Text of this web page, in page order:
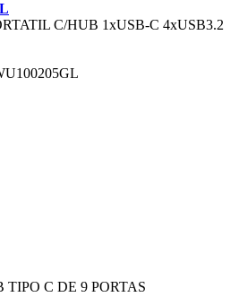
C/HUB 1xUSB-C 4xUSB3.2
C DE 9 PORTAS